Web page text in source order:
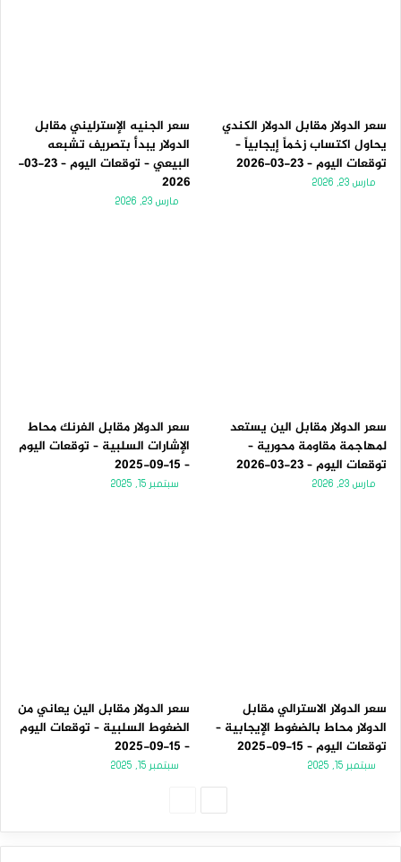
سعر الدولار مقابل الدولار الكندي
يحاول اكتساب زخماً إيجابياً –
توقعات اليوم – 23-03-2026
مارس 23, 2026
سعر الجنيه الإسترليني مقابل
الدولار يبدأ بتصريف تشبعه
البيعي – توقعات اليوم – 23-03-
2026
مارس 23, 2026
سعر الدولار مقابل الين يستعد
لمهاجمة مقاومة محورية –
توقعات اليوم – 23-03-2026
مارس 23, 2026
سعر الدولار مقابل الفرنك محاط
الإشارات السلبية – توقعات اليوم
– 15-09-2025
سبتمبر 15, 2025
سعر الدولار الاسترالي مقابل
الدولار محاط بالضغوط الإيجابية –
توقعات اليوم – 15-09-2025
سبتمبر 15, 2025
سعر الدولار مقابل الين يعاني من
الضغوط السلبية – توقعات اليوم
– 15-09-2025
سبتمبر 15, 2025